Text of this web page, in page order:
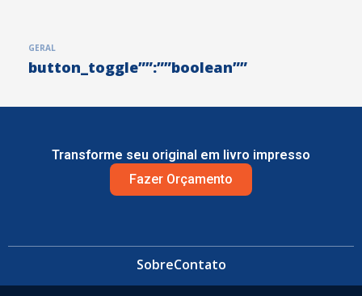
GERAL
button_toggle””:””boolean””
Transforme seu original em livro impresso
Fazer Orçamento
SobreContato